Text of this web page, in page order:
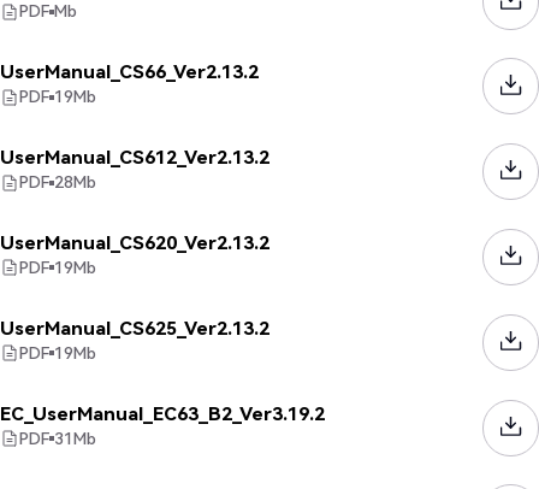
PDF Mb
UserManual_CS66_Ver2.13.2
PDF 19Mb
UserManual_CS612_Ver2.13.2
PDF 28Mb
UserManual_CS620_Ver2.13.2
PDF 19Mb
UserManual_CS625_Ver2.13.2
PDF 19Mb
EC_UserManual_EC63_B2_Ver3.19.2
PDF 31Mb